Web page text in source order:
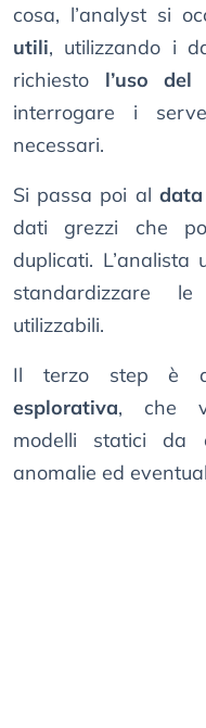
cosa, l’analyst si
utili, utilizzando i
richiesto l’uso del
interrogare i
necessari.
Si passa poi al
dati grezzi che
duplicati.
standardizzare
utilizzabili.
Il terzo step è
esplorativa, che
modelli statici da
anomalie ed